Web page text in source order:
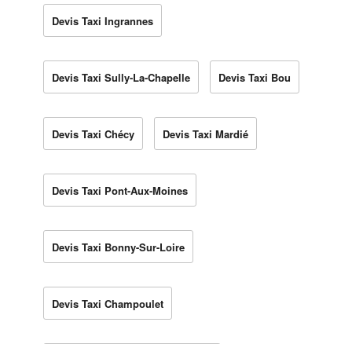
Devis Taxi Ingrannes
Devis Taxi Sully-La-Chapelle Devis Taxi Bou
Devis Taxi Chécy Devis Taxi Mardié
Devis Taxi Pont-Aux-Moines
Devis Taxi Bonny-Sur-Loire
Devis Taxi Champoulet